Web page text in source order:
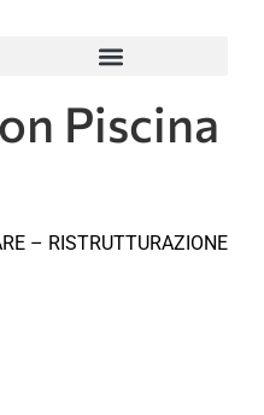
Piscina
– RISTRUTTURAZIONE